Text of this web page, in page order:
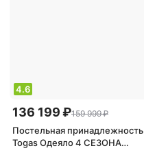
4.6
136 199 ₽159 999 ₽
Постельная принадлежность
Togas Одеяло 4 СЕЗОНА